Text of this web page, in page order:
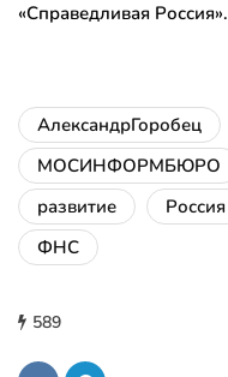
«Справедливая Россия».
АлександрГоробец
МОСИНФОРМБЮРО
развитие
Россия
ФНС
589